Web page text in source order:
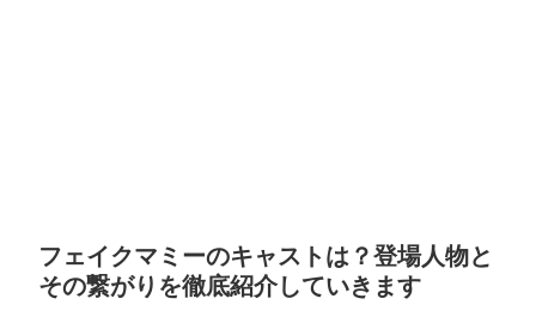
フェイクマミーのキャストは？登場人物と
その繋がりを徹底紹介していきます